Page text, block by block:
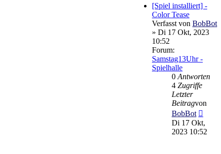
[Spiel installiert] -
Color Tease
Verfasst von BobBot
» Di 17 Okt, 2023
10:52
Forum:
Samstag13Uhr -
Spielhalle
0 Antworten
4 Zugriffe
Letzter
Beitragvon
BobBot
Di 17 Okt,
2023 10:52